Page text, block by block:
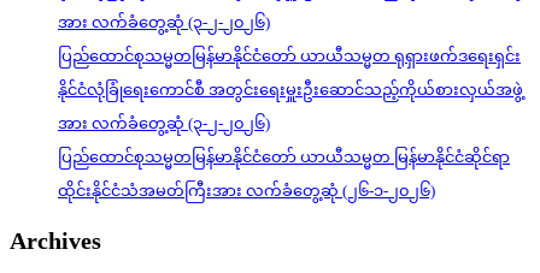
အား လက်ခံတွေ့ဆုံ (၃-၂-၂၀၂၆)
ပြည်ထောင်စုသမ္မတမြန်မာနိုင်ငံတော် ယာယီသမ္မတ ရုရှားဖက်ဒရေးရှင်း
နိုင်ငံလုံခြုံရေးကောင်စီ အတွင်းရေးမှူးဦးဆောင်သည့်ကိုယ်စားလှယ်အဖွဲ့
အား လက်ခံတွေ့ဆုံ (၃-၂-၂၀၂၆)
ပြည်ထောင်စုသမ္မတမြန်မာနိုင်ငံတော် ယာယီသမ္မတ မြန်မာနိုင်ငံဆိုင်ရာ
ထိုင်းနိုင်ငံသံအမတ်ကြီးအား လက်ခံတွေ့ဆုံ (၂၆-၁-၂၀၂၆)
Archives